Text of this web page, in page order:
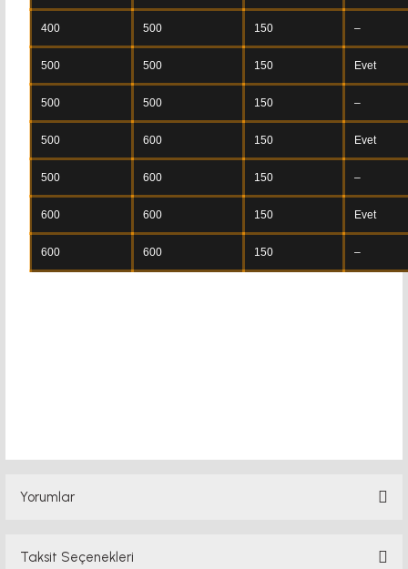
400 500 150 –
500 500 150 Evet
500 500 150 –
500 600 150 Evet
500 600 150 –
600 600 150 Evet
600 600 150 –
Yorumlar
Taksit Seçenekleri